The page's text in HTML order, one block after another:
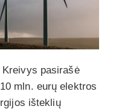
pasirašė
mln. eurų elektros
išteklių